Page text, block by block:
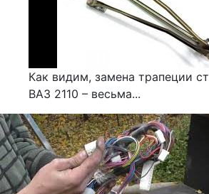
Как видим, замена трапеции
ВАЗ 2110 – весьма...